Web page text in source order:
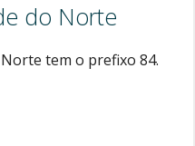
do Norte
tem o prefixo 84.